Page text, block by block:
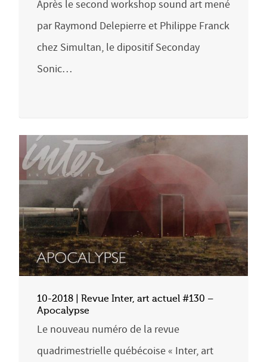
Après le second workshop sound art mené
par Raymond Delepierre et Philippe Franck
chez Simultan, le dipositif Seconday
Sonic…
10-2018 | Revue Inter, art actuel #130 –
Apocalypse
Le nouveau numéro de la revue
quadrimestrielle québécoise « Inter, art